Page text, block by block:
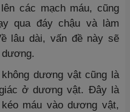
các mạch máu, cũng
qua đáy chậu và làm
lâu dài, vấn đề này sẽ
dương vật cũng là
ở dương vật. Đây là
máu vào dương vật,